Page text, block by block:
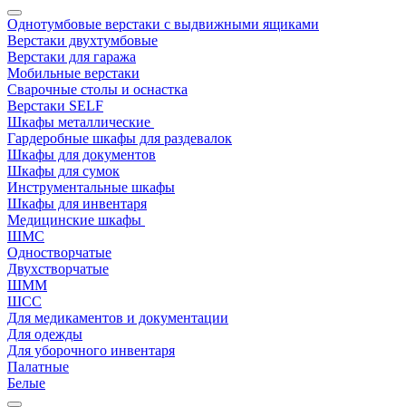
Однотумбовые верстаки с выдвижными ящиками
Верстаки двухтумбовые
Верстаки для гаража
Мобильные верстаки
Сварочные столы и оснастка
Верстаки SELF
Шкафы металлические
Гардеробные шкафы для раздевалок
Шкафы для документов
Шкафы для сумок
Инструментальные шкафы
Шкафы для инвентаря
Медицинские шкафы
ШМС
Одностворчатые
Двухстворчатые
ШММ
ШСС
Для медикаментов и документации
Для одежды
Для уборочного инвентаря
Палатные
Белые